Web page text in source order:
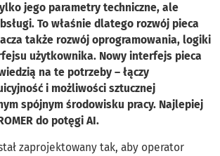
jego parametry techniczne, ale
To właśnie dlatego rozwój pieca
także rozwój oprogramowania, logiki
użytkownika. Nowy interfejs pieca
na te potrzeby – łączy
i możliwości sztucznej
spójnym środowisku pracy. Najlepiej
do potęgi AI.
zaprojektowany tak, aby operator